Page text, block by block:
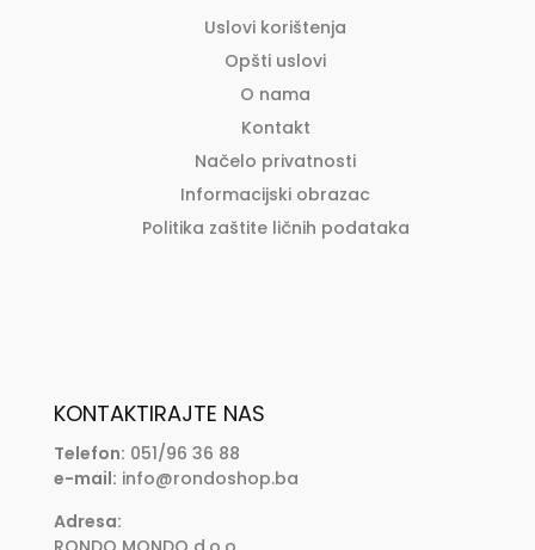
Uslovi korištenja
Opšti uslovi
O nama
Kontakt
Načelo privatnosti
Informacijski obrazac
Politika zaštite ličnih podataka
KONTAKTIRAJTE NAS
Telefon: 051/96 36 88
e-mail: info@rondoshop.ba
Adresa: